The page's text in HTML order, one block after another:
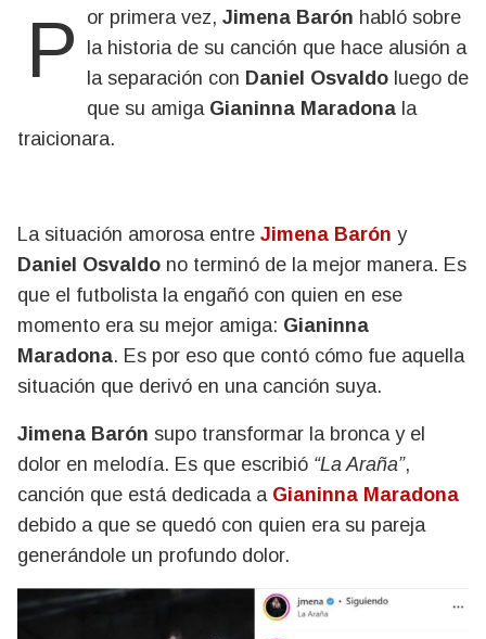
Por primera vez, Jimena Barón habló sobre
la historia de su canción que hace alusión a
la separación con Daniel Osvaldo luego de
que su amiga Gianinna Maradona la
traicionara.
La situación amorosa entre Jimena Barón y
Daniel Osvaldo no terminó de la mejor manera. Es
que el futbolista la engañó con quien en ese
momento era su mejor amiga: Gianinna
Maradona. Es por eso que contó cómo fue aquella
situación que derivó en una canción suya.
Jimena Barón supo transformar la bronca y el
dolor en melodía. Es que escribió “La Araña”,
canción que está dedicada a Gianinna Maradona
debido a que se quedó con quien era su pareja
generándole un profundo dolor.